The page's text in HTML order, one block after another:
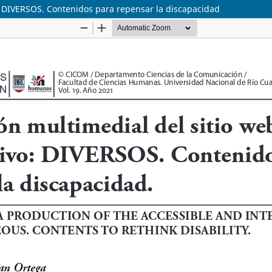
Contenidos para repensar la discapacidad